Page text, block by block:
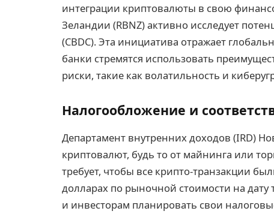
интеграции криптовалюты в свою
Зеландии (RBNZ) активно исследует
(CBDC). Эта инициатива отражает
банки стремятся использовать
риски, такие как волатильность и
Налогообложение и
Департамент внутренних доходов (IRD)
криптовалют, будь то от майнинга или
требует, чтобы все крипто-транзакции
долларах по рыночной стоимости на дату
и инвесторам планировать свои